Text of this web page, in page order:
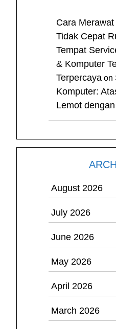
Cara
Tidak Cepat
Tempat
& Komputer
Terpercaya on
Komputer:
Lemot
August 2026
July 2026
June 2026
May 2026
April 2026
March 2026